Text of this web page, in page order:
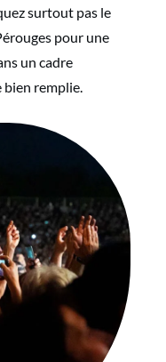
surtout pas le
pour une
un cadre
bien remplie.